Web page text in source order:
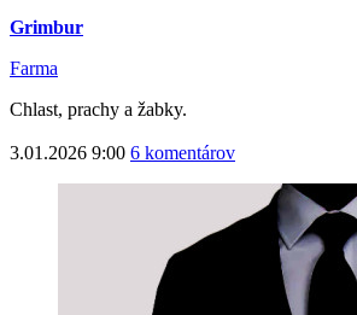
Grimbur
Farma
Chlast, prachy a žabky.
3.01.2026 9:00 6 komentárov